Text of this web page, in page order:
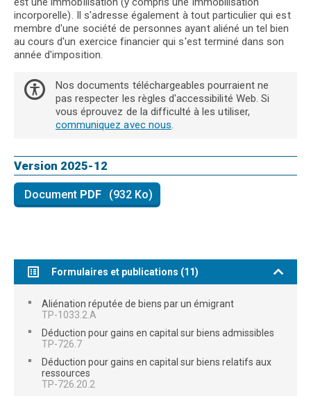
incorporelle). Il s'adresse également à tout particulier qui est
membre d'une société de personnes ayant aliéné un tel bien
au cours d'un exercice financier qui s'est terminé dans son
année d'imposition.
isa
Nos documents téléchargeables pourraient ne
pas respecter les règles d'accessibilité Web. Si
vous éprouvez de la difficulté à les utiliser,
communiquez avec nous.
la
note
Version 2025-12
Document PDF (932 Ko)
/
IN-
12
Ce
lien
Formulaires et publications (11)
Aliénation réputée de biens par un émigrant
TP-1033.2.A
Déduction pour gains en capital sur biens admissibles
TP-726.7
Déduction pour gains en capital sur biens relatifs aux
ressources
TP-726.20.2